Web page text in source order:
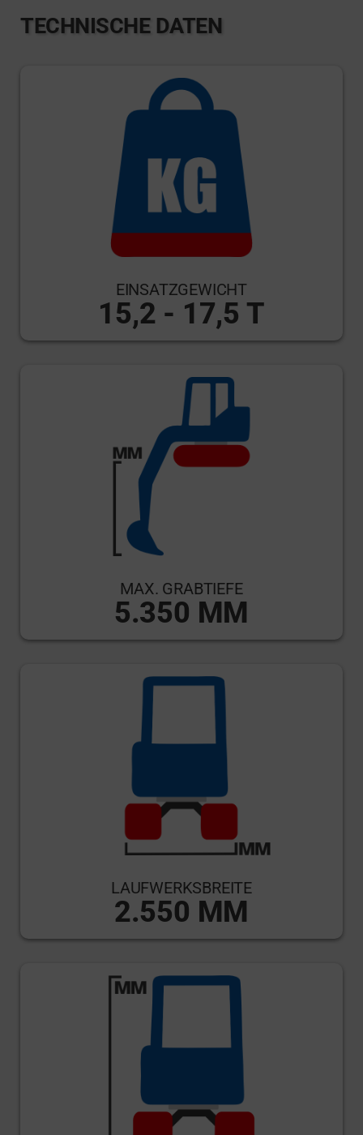
TECHNISCHE DATEN
EINSATZGEWICHT
15,2 - 17,5 T
MAX. GRABTIEFE
5.350 MM
LAUFWERKSBREITE
2.550 MM